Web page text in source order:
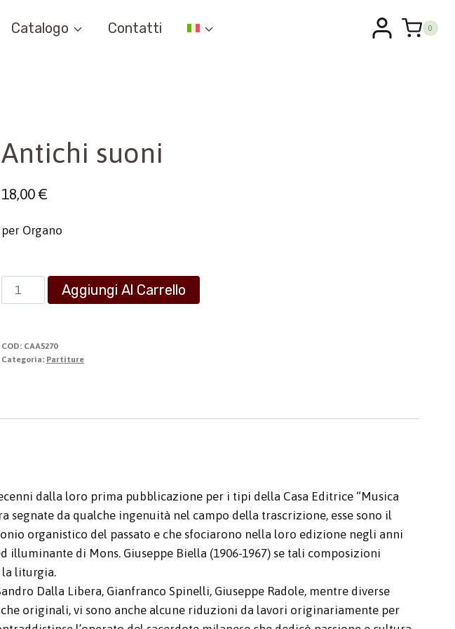
Catalogo Contatti 0
Antichi suoni
18,00€
per Organo
Antichi
suoni
Aggiungi Al Carrello
COD: CAA5270
Categoria: Partiture
dalla loro prima pubblicazione per i tipi della Casa Editrice “Musica
segnate da qualche ingenuità nel campo della trascrizione, esse sono il
organistico del passato e che sfociarono nella loro edizione negli anni
illuminante di Mons. Giuseppe Biella (1906-1967) se tali composizioni
la liturgia.
Dalla Libera, Gianfranco Spinelli, Giuseppe Radole, mentre diverse
originali, vi sono anche alcune riduzioni da lavori originariamente per